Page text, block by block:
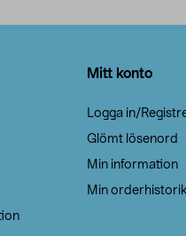
Mitt konto
Logga in/
Glömt lösenord
Min information
Min orderhistorik